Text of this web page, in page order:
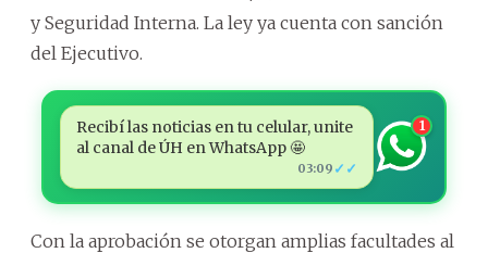
y Seguridad Interna. La ley ya cuenta con sanción
del Ejecutivo.
Recibí las noticias en tu celular, unite
al canal de ÚH en WhatsApp 🤩
03:09 ✓✓
1
Con la aprobación se otorgan amplias facultades al